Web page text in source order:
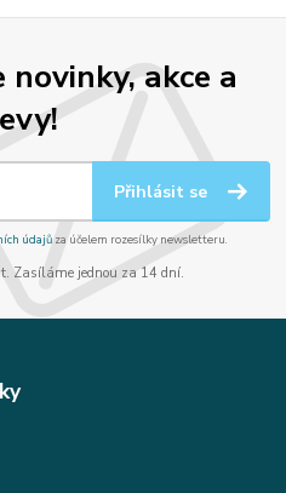
akce a
Přihlásit se
údajůza účelem rozesílky newsletteru.
Zasíláme jednou za 14 dní.